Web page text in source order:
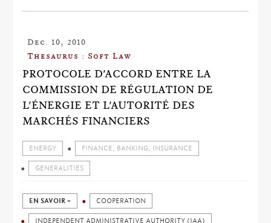
Dec. 10, 2010
Thesaurus : Soft Law
PROTOCOLE D'ACCORD ENTRE LA
COMMISSION DE RÉGULATION DE
L'ÉNERGIE ET L'AUTORITÉ DES
MARCHÉS FINANCIERS
ENERGY FINANCE, BANKING, INSURANCE
GENERALITIES
EN SAVOIR + COOPERATION
INDEPENDENT ADMINISTRATIVE AUTHORITY (IAA)